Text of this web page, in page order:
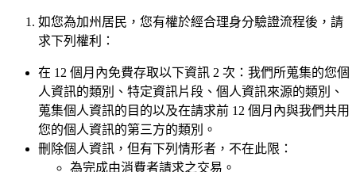
如您為加州居民，您有權於經合理身分驗證流程後，請
求下列權利：
在 12 個月內免費存取以下資訊 2 次：我們所蒐集的您個
人資訊的類別、特定資訊片段、個人資訊來源的類別、
蒐集個人資訊的目的以及在請求前 12 個月內與我們共用
您的個人資訊的第三方的類別。
刪除個人資訊，但有下列情形者，不在此限：
為完成由消費者請求之交易。